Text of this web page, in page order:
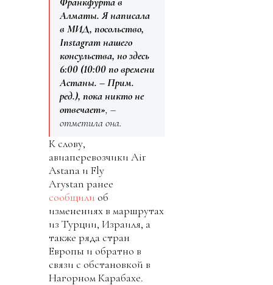
Алматы. Я написала
в МИД, посольство,
Instagram нашего
консульства, но здесь
6:00 (10:00 по времени
Астаны. – Прим.
ред.), пока никто не
отвечает», –
отметила она.
К слову,
авиаперевозчики Air
Astana и Fly
Arystan ранее
сообщили об
изменениях в маршрутах
из Турции, Израиля, а
также ряда стран
Европы и обратно в
связи с обстановкой в
Нагорном Карабахе.